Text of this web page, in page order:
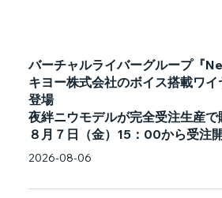
バーチャルライバーグループ『
キヨー株式会社のボイス搭載ワ
登場
夜絆ニウモデルが完全受注生産で
８月７日（金）15：00から受注
2026-08-06